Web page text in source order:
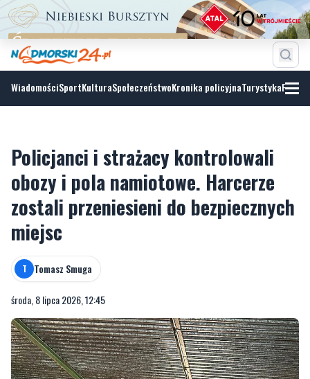
WiadomościSportKulturaSpołeczeństwoKronika policyjnaTurystyka
Policjanci i strażacy kontrolowali
obozy i pola namiotowe. Harcerze
zostali przeniesieni do bezpiecznych
miejsc
T Tomasz Smuga
środa, 8 lipca 2026, 12:45